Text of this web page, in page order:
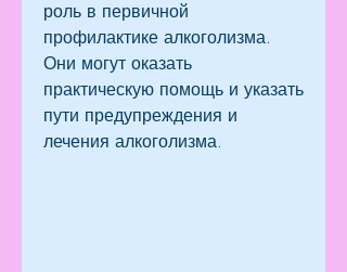
роль в первичной
профилактике алкоголизма.
Они могут оказать
практическую помощь и указать
пути предупреждения и
лечения алкоголизма.